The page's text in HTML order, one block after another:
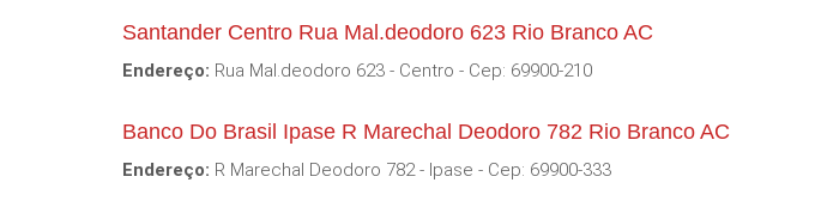
Santander Centro Rua Mal.deodoro 623 Rio Branco AC
Endereço: Rua Mal.deodoro 623 - Centro - Cep: 69900-210
Banco Do Brasil Ipase R Marechal Deodoro 782 Rio Branco AC
Endereço: R Marechal Deodoro 782 - Ipase - Cep: 69900-333